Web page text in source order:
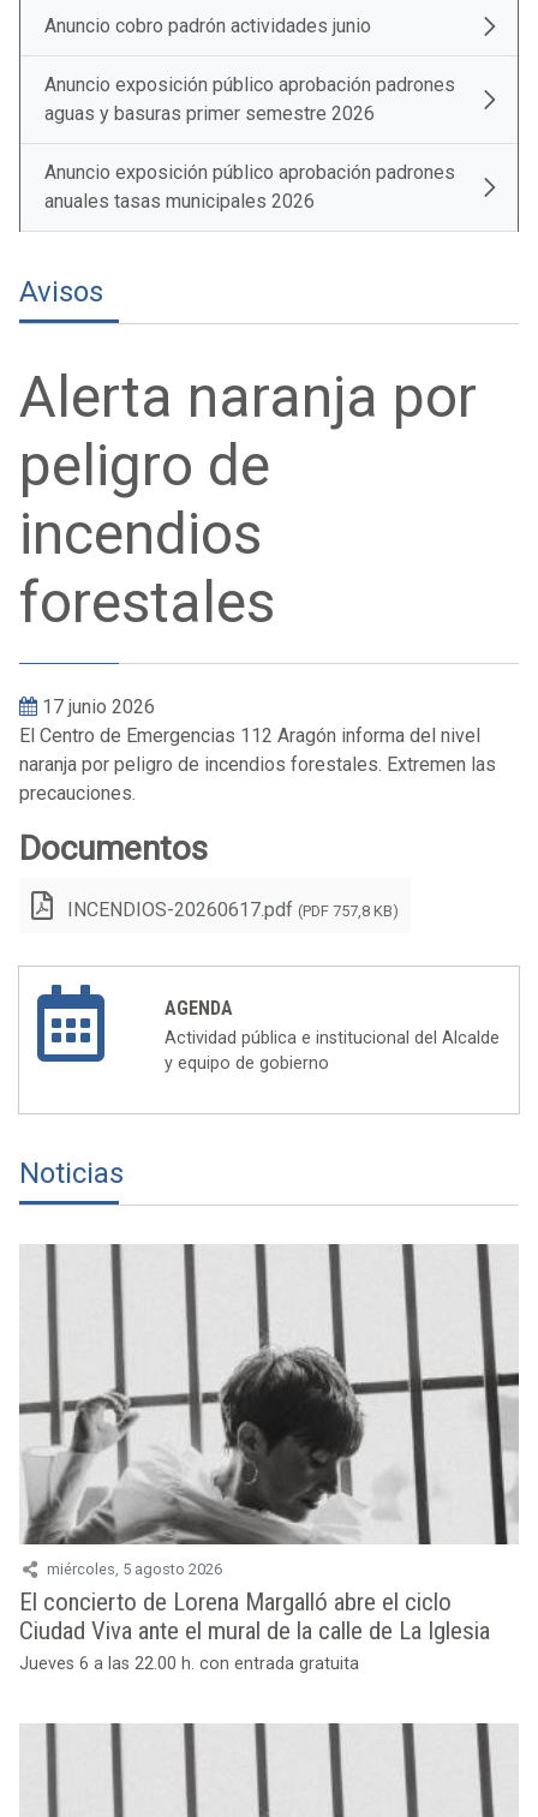
Anuncio cobro padrón actividades junio
Anuncio exposición público aprobación padrones
aguas y basuras primer semestre 2026
Anuncio exposición público aprobación padrones
anuales tasas municipales 2026
Avisos
Alerta naranja por
peligro de
incendios
forestales
17 junio 2026
El Centro de Emergencias 112 Aragón informa del nivel
naranja por peligro de incendios forestales. Extremen las
precauciones.
Documentos
INCENDIOS-20260617.pdf (PDF 757,8 KB)
AGENDA
Actividad pública e institucional del Alcalde
y equipo de gobierno
Noticias
miércoles, 5 agosto 2026
El concierto de Lorena Margalló abre el ciclo
Ciudad Viva ante el mural de la calle de La Iglesia
Jueves 6 a las 22.00 h. con entrada gratuita